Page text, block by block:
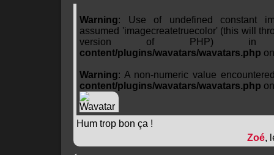
Warning: Use of undefined constant
assumed 'imagecreatetruecolor' (this will
version of PHP)
content/plugins/wavatars/wavatars.php
Warning: A non-numeric value
content/plugins/wavatars/wavatars.php
Hum trop bon ça !
Zoé,